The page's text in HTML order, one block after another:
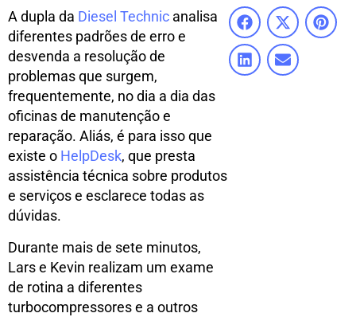
A dupla da Diesel Technic analisa
diferentes padrões de erro e
desvenda a resolução de
problemas que surgem,
frequentemente, no dia a dia das
oficinas de manutenção e
reparação. Aliás, é para isso que
existe o HelpDesk, que presta
assistência técnica sobre produtos
e serviços e esclarece todas as
dúvidas.
Durante mais de sete minutos,
Lars e Kevin realizam um exame
de rotina a diferentes
turbocompressores e a outros